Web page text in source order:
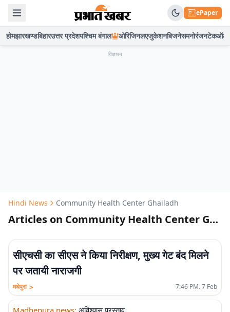
ePaper
होमझारखण्डबिहारउत्तर प्रदेशपश्चिम बंगाल ओरिजिनलएजुकेशनबिजनेसमनोरंजनटेकऑटो
विज्ञापन
Hindi News Community Health Center Ghailadh
Articles on Community Health Center Ghailadh
सीएचसी का सीएस ने किया निरीक्षण, मुख्य गेट बंद मिलने
पर जतायी नाराजगी
मधेपुरा > 7:46 PM. 7 Feb
Madhepura news: अविश्वास प्रस्ताव